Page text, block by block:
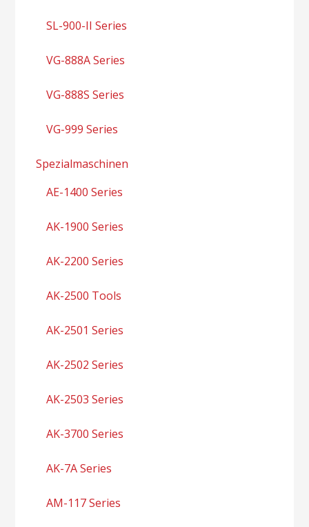
SL-900-II Series
VG-888A Series
VG-888S Series
VG-999 Series
Spezialmaschinen
AE-1400 Series
AK-1900 Series
AK-2200 Series
AK-2500 Tools
AK-2501 Series
AK-2502 Series
AK-2503 Series
AK-3700 Series
AK-7A Series
AM-117 Series